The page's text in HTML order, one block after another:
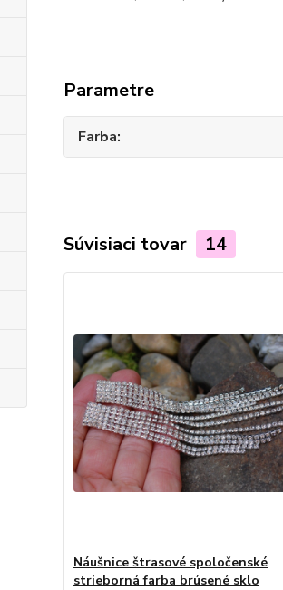
Parametre
Farba
Súvisiaci tovar 14
Náušnice štrasové spoločenské
strieborná farba brúsené sklo